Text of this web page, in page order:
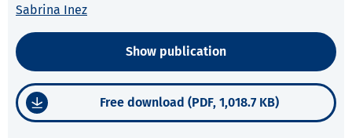
Sabrina Inez
Show publication
Free download (PDF, 1,018.7 KB)